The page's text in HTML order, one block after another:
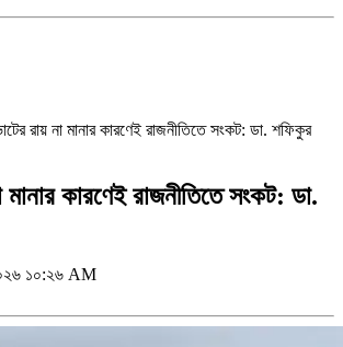
রায় না মানার কারণেই রাজনীতিতে সংকট: ডা. শফিকুর
কারণেই রাজনীতিতে সংকট: ডা.
১০:২৬ AM